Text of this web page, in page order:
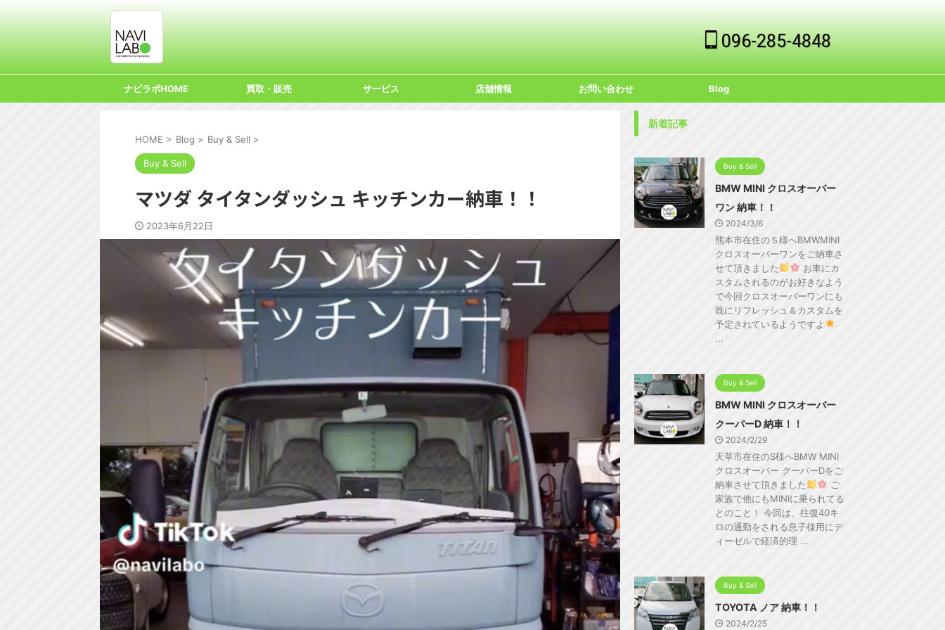
096-285-4848
ナビラボHOME 買取・販売 サービス 店舗情報 お問い合わせ Blog
HOME > Blog > Buy & Sell >
Buy & Sell
マツダ タイタンダッシュ キッチンカー納車！！
2023年6月22日
新着記事
Buy & Sell
BMW MINI クロスオーバー
ワン 納車！！
2024/3/6
熊本市在住のＳ様へBMWMINI
クロスオーバーワンをご納車さ
せて頂きました
お車にカ
スタムされるのがお好きなよう
で今回クロスオーバーワンにも
既にリフレッシュ＆カスタムを
予定されているようですよ
...
Buy & Sell
BMW MINI クロスオーバー
クーパーD 納車！！
2024/2/29
天草市在住のS様へBMW MINI
クロスオーバー クーパーDをご
納車させて頂きました
ご
家族で他にもMINIに乗られてる
とのこと！ 今回は、往復40キ
ロの通勤をされる息子様用にデ
ィーゼルで経済的理 ...
Buy & Sell
TOYOTA ノア 納車！！
2024/2/25